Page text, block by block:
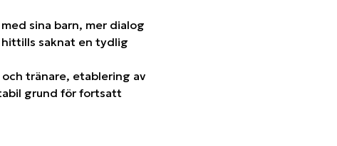
sina barn, mer dialog
saknat en tydlig
tränare, etablering av
grund för fortsatt